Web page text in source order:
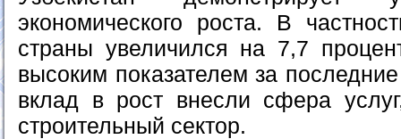
экономического роста. В
страны увеличился на 7,7
высоким показателем за
вклад в рост внесли сфера
строительный сектор.